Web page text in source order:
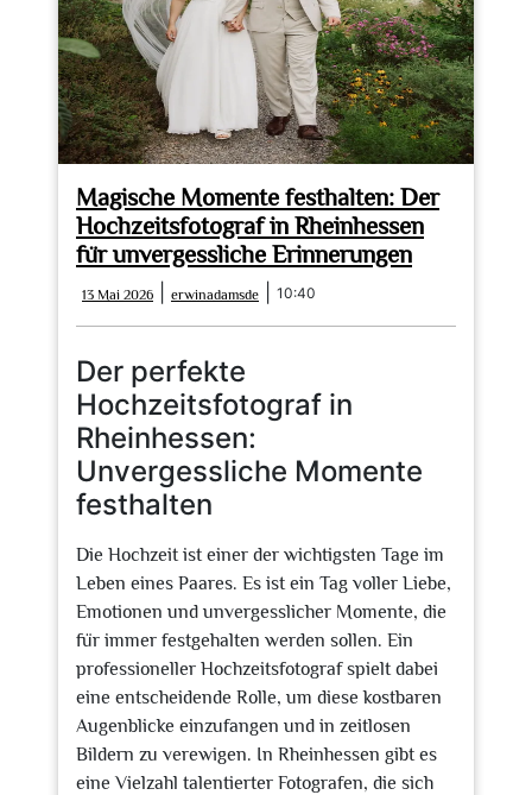
Magische Momente festhalten: Der
Hochzeitsfotograf in Rheinhessen
für unvergessliche Erinnerungen
13 Mai 2026
Mai
2026
erwinadamsde erwinadamsde
10:40
Der perfekte
Hochzeitsfotograf in
Rheinhessen:
Unvergessliche Momente
festhalten
Die Hochzeit ist einer der wichtigsten Tage im
Leben eines Paares. Es ist ein Tag voller Liebe,
Emotionen und unvergesslicher Momente, die
für immer festgehalten werden sollen. Ein
professioneller Hochzeitsfotograf spielt dabei
eine entscheidende Rolle, um diese kostbaren
Augenblicke einzufangen und in zeitlosen
Bildern zu verewigen. In Rheinhessen gibt es
eine Vielzahl talentierter Fotografen, die sich